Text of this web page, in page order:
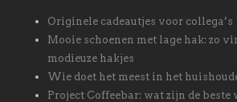
Originele cadeautjes voor collega’s
Mooie schoenen met lage hak: zo
modieuze hakjes
Wie doet het meest in het
Project Coffeebar: wat zijn de